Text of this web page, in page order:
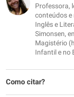
Outro
Professora,
conteúdos e
Inglês e
Simonsen,
Magistério
Infantil e no
Como citar?